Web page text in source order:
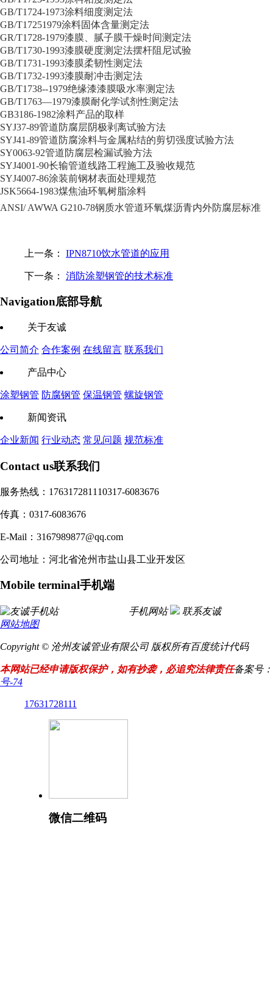
GB/T1724-1973涂料细度测定法
GB/T17251979涂料固体含量测定法
GR/T1728-1979漆膜、腻子膜干燥时间测定法
GB/T1730-1993漆膜硬度测定法摆杆阻尼试验
GB/T1731-1993漆膜柔韧性测定法
GB/T1732-1993漆膜耐冲击测定法
GB/T1738--1979绝缘漆漆膜吸水率测定法
GB/T1763—1979漆膜耐化学试剂性测定法
GB3186-1982涂料产品的取样
SYJ37-89管道防腐层阴极剥离试验方法
SYJ41-89管道防腐涂料与金属粘结的剪切强度试验方法
SY0063-92管道防腐层检漏试验方法
SYJ4001-90长输管道线路工程施工及验收规范
SYJ4007-86涂装前钢材表面处理规范
JSK5664-1983煤焦油环氧树脂涂料
ANSI/ AWWA G210-78钢质水管道环氧煤沥青内外防腐层标准
上一条： IPN8710饮水管道的应用
下一条： 消防涂塑钢管的技术标准
Navigation底部导航
关于友诚
公司简介 合作案例 在线留言 联系我们
产品中心
涂塑钢管 防腐钢管 保温钢管 螺旋钢管
新闻资讯
企业新闻 行业动态 常见问题 规范标准
Contact us联系我们
服务热线：176317281110317-6083676
传真：0317-6083676
E-Mail：3167989877@qq.com
公司地址：河北省沧州市盐山县工业开发区
Mobile terminal手机端
手机网站
联系友诚
网站地图
Copyright © 沧州友诚管业有限公司 版权所有百度统计代码
本网站已经申请版权保护，如有抄袭，必追究法律责任备案号：
号-74
17631728111
微信二维码